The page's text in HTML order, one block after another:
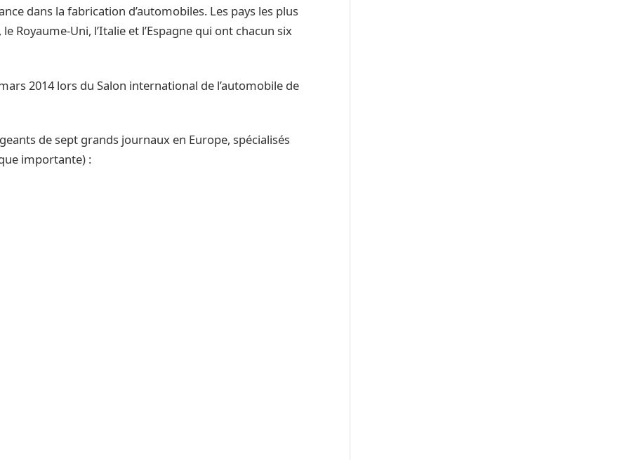
dans la fabrication d’automobiles. Les pays les plus
Royaume-Uni, l’Italie et l’Espagne qui ont chacun six
2014 lors du Salon international de l’automobile de
de sept grands journaux en Europe, spécialisés
importante) :